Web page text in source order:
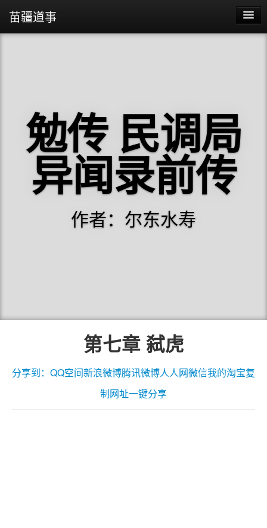
苗疆道事
勉传 民调局
异闻录前传
作者：尔东水寿
第七章 弑虎
分享到： QQ空间新浪微博腾讯微博人人网微信我的淘宝复
制网址一键分享